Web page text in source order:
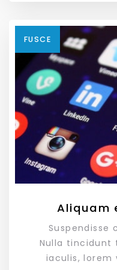
FUSCE
Aliquam
Suspendisse
Nulla tincidunt
iaculis, lorem